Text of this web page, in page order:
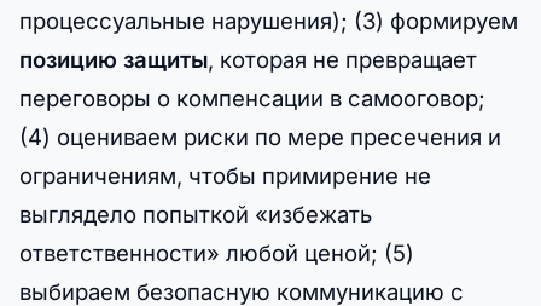
процессуальные нарушения); (3) формируем
позицию защиты, которая не превращает
переговоры о компенсации в самооговор;
(4) оцениваем риски по мере пресечения и
ограничениям, чтобы примирение не
выглядело попыткой «избежать
ответственности» любой ценой; (5)
выбираем безопасную коммуникацию с